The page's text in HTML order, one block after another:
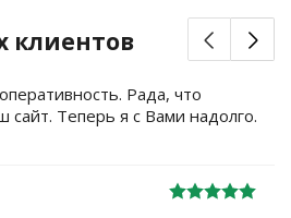
клиентов
Рада, что
сайт. Теперь я с Вами надолго.